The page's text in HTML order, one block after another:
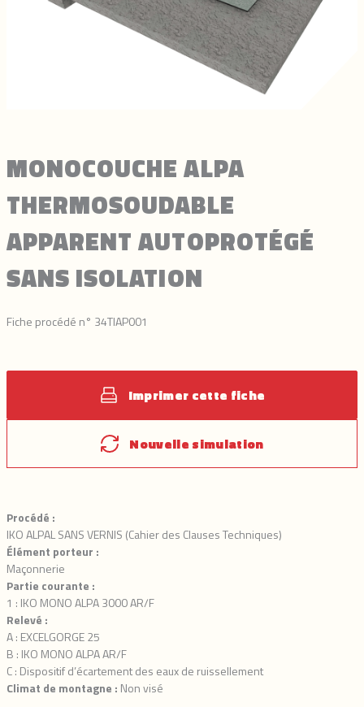
MONOCOUCHE ALPA
THERMOSOUDABLE
APPARENT AUTOPROTÉGÉ
SANS ISOLATION
Fiche procédé n° 34TIAP001
Imprimer cette fiche
Nouvelle simulation
Procédé :
IKO ALPAL SANS VERNIS (Cahier des Clauses Techniques)
Élément porteur :
Maçonnerie
Partie courante :
1 : IKO MONO ALPA 3000 AR/F
Relevé :
A : EXCELGORGE 25
B : IKO MONO ALPA AR/F
C : Dispositif d’écartement des eaux de ruissellement
Climat de montagne : Non visé